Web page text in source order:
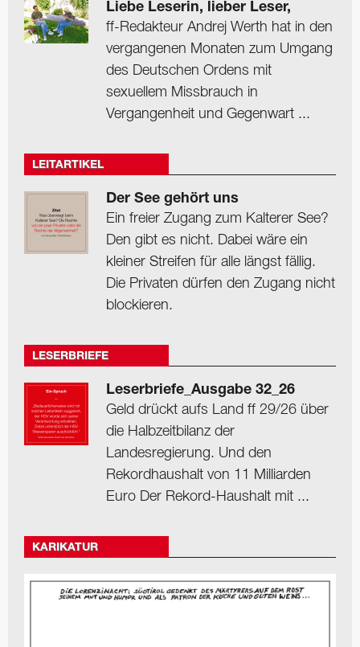
Liebe Leserin, lieber Leser,
ff-Redakteur Andrej Werth hat in den
vergangenen Monaten zum Umgang
des Deutschen Ordens mit
sexuellem Missbrauch in
Vergangenheit und Gegenwart ...
LEITARTIKEL
Der See gehört uns
Ein freier Zugang zum Kalterer See?
Den gibt es nicht. Dabei wäre ein
kleiner Streifen für alle längst fällig.
Die Privaten dürfen den Zugang nicht
blockieren.
LESERBRIEFE
Leserbriefe_Ausgabe 32_26
Geld drückt aufs Land ff 29/26 über
die Halbzeitbilanz der
Landesregierung. Und den
Rekordhaushalt von 11 Milliarden
Euro Der Rekord-Haushalt mit ...
KARIKATUR